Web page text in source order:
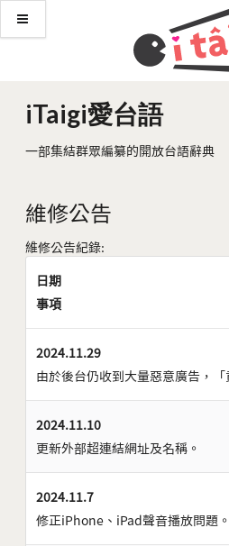
iTaigi愛台語
一部集結群眾編纂的開放台語辭典
維修公告
維修公告紀錄:
日期
事項
2024.11.29
由於後台仍收到大量惡意廣告，
2024.11.10
更新外部超連結網址及名稱。
2024.11.7
修正iPhone、iPad聲音播放問題。